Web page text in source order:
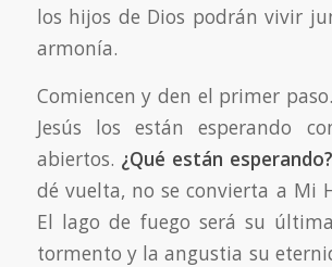
los hijos de Dios podrán vivir
armonía.
Comiencen y den el primer
Jesús los están esperando
abiertos. ¿Qué están esperando?
dé vuelta, no se convierta a Mi
El lago de fuego será su
tormento y la angustia su